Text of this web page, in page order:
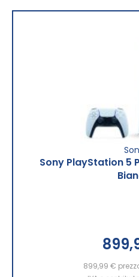
Sony PlayStation 5
899,99 €